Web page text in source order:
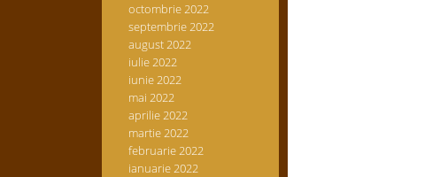
octombrie 2022
septembrie 2022
august 2022
iulie 2022
iunie 2022
mai 2022
aprilie 2022
martie 2022
februarie 2022
ianuarie 2022